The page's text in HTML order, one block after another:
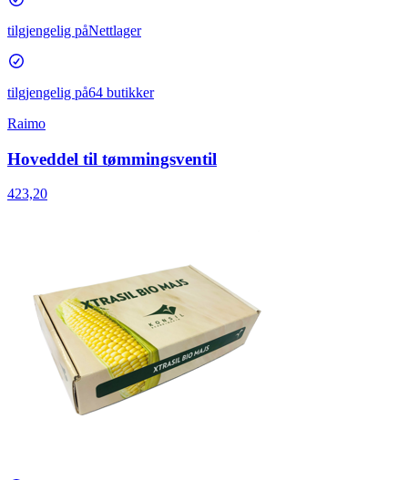
tilgjengelig påNettlager
tilgjengelig på64 butikker
Raimo
Hoveddel til tømmingsventil
423,20